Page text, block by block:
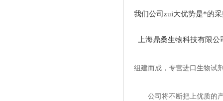
我们公司zui大优势是*的
上海鼎桑生物科技有限公
组建而成，专营进口生物试
公司将不断把上优质的